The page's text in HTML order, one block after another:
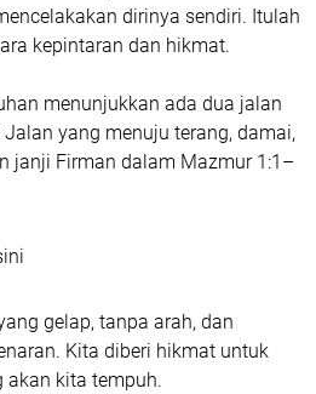
dirinya sendiri. Itulah
kepintaran dan hikmat.
menunjukkan ada dua jalan
yang menuju terang, damai,
janji Firman dalam Mazmur 1:1–
gelap, tanpa arah, dan
Kita diberi hikmat untuk
akan kita tempuh.